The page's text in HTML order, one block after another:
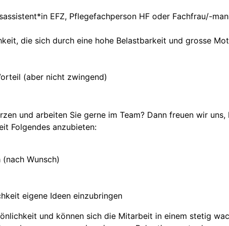
EFZ, Pflegefachperson HF oder Fachfrau/-
die sich durch eine hohe Belastbarkeit und grosse
(aber nicht zwingend)
und arbeiten Sie gerne im Team? Dann freuen wir uns,
Folgendes anzubieten:
Wunsch)
eigene Ideen einzubringen
und können sich die Mitarbeit in einem stetig